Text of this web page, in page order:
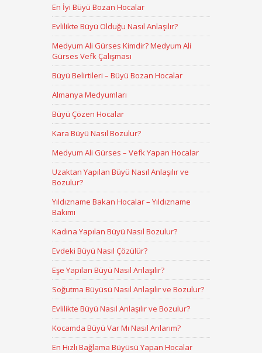
En İyi Büyü Bozan Hocalar
Evlilikte Büyü Olduğu Nasıl Anlaşılır?
Medyum Ali Gürses Kimdir? Medyum Ali
Gürses Vefk Çalışması
Büyü Belirtileri – Büyü Bozan Hocalar
Almanya Medyumları
Büyü Çözen Hocalar
Kara Büyü Nasıl Bozulur?
Medyum Ali Gürses – Vefk Yapan Hocalar
Uzaktan Yapılan Büyü Nasıl Anlaşılır ve
Bozulur?
Yıldızname Bakan Hocalar – Yıldızname
Bakımı
Kadına Yapılan Büyü Nasıl Bozulur?
Evdeki Büyü Nasıl Çözülür?
Eşe Yapılan Büyü Nasıl Anlaşılır?
Soğutma Büyüsü Nasıl Anlaşılır ve Bozulur?
Evlilikte Büyü Nasıl Anlaşılır ve Bozulur?
Kocamda Büyü Var Mı Nasıl Anlarım?
En Hızlı Bağlama Büyüsü Yapan Hocalar